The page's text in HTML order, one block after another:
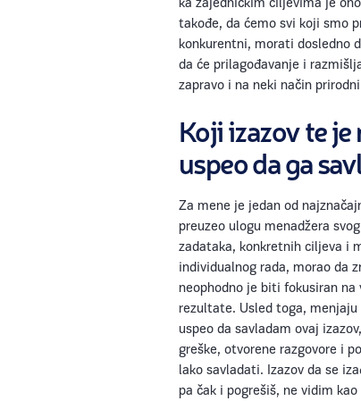
ka zajedničkim ciljevima je
takođe, da ćemo svi koji smo
konkurentni, morati dosledno
da će prilagođavanje i
zapravo i na neki način
Koji izazov te je
uspeo da ga
Za mene je jedan od
preuzeo ulogu menadžera
zadataka, konkretnih ciljeva i
individualnog rada, morao da
neophodno je biti fokusiran
rezultate. Usled toga,
uspeo da savladam ovaj
greške, otvorene razgovore i
lako savladati. Izazov da se
pa čak i pogrešiš, ne vidim